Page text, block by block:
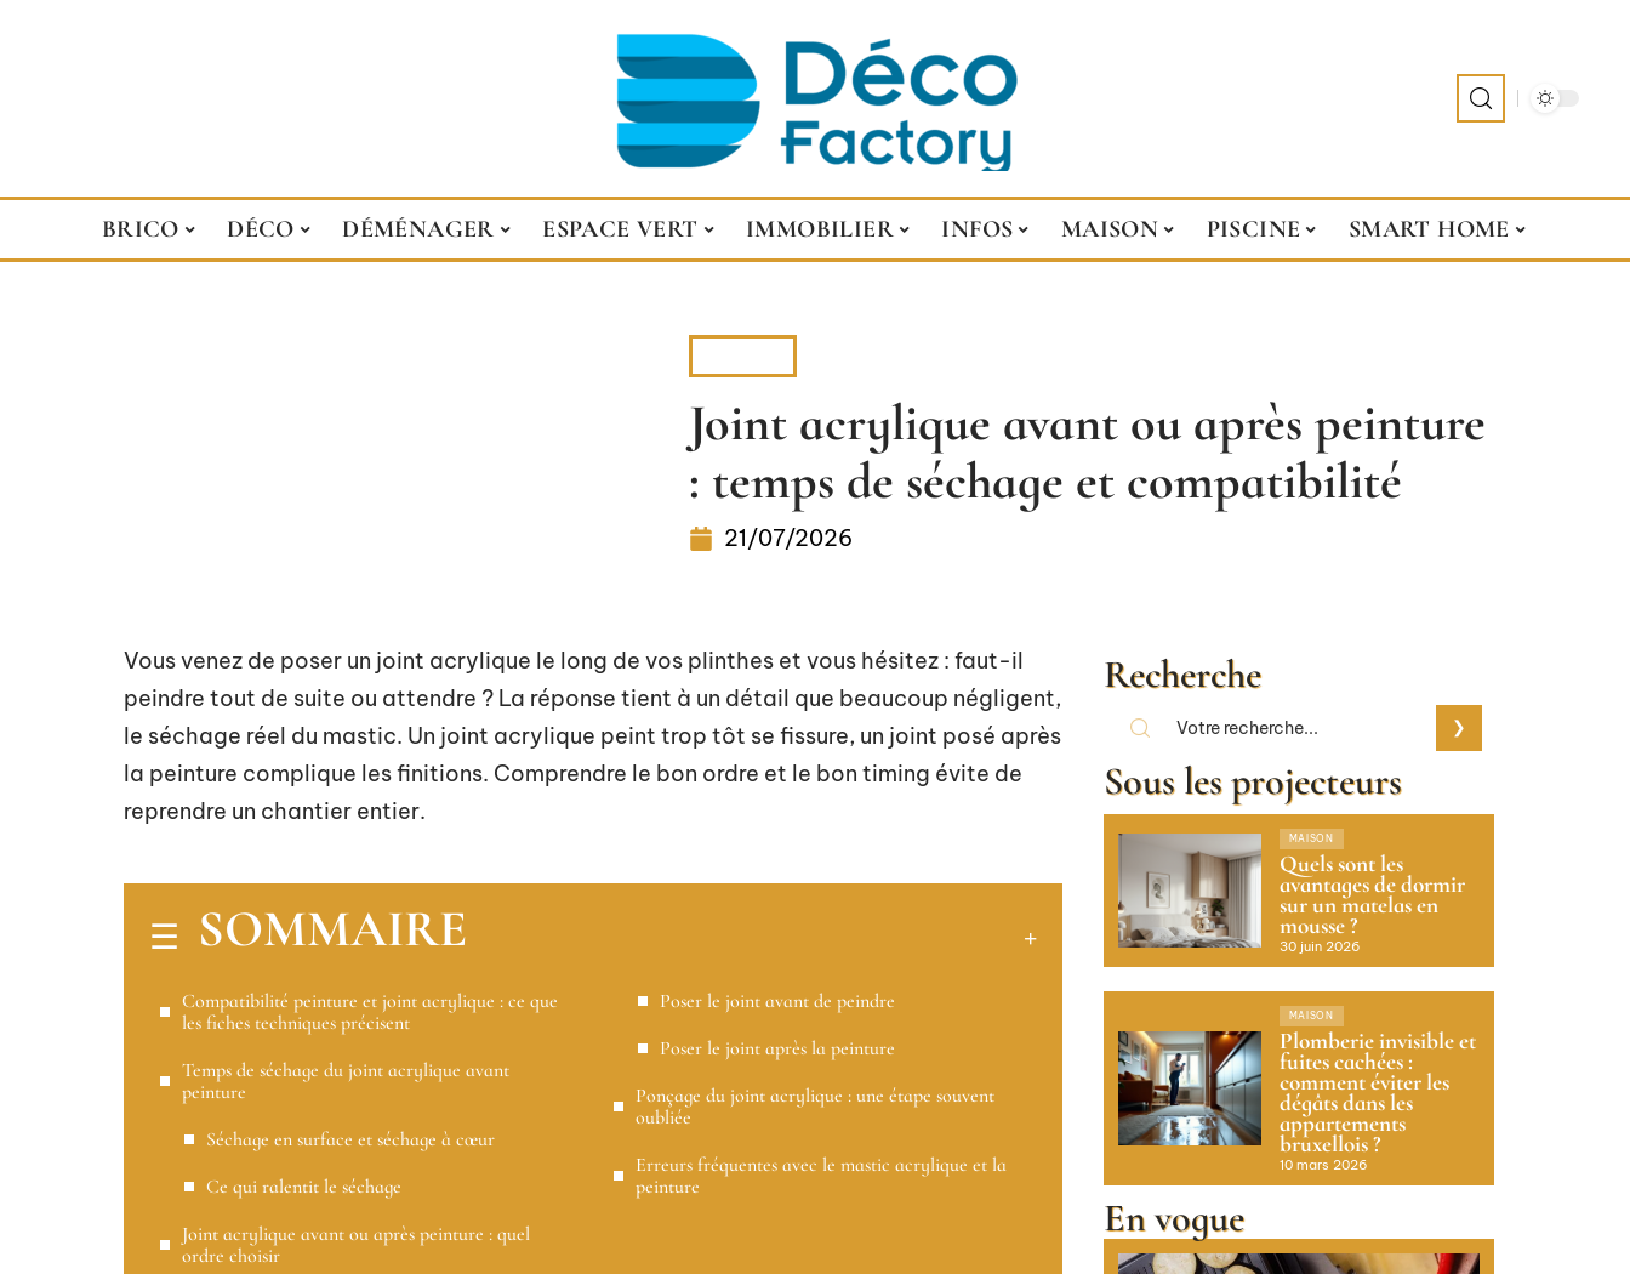
BRICO DÉCO DÉMÉNAGER ESPACE VERT IMMOBILIER INFOS MAISON PISCINE SMART HOME
Joint acrylique avant ou après peinture
: temps de séchage et compatibilité
21/07/2026
Vous venez de poser un joint acrylique le long de vos plinthes et vous hésitez : faut-il
peindre tout de suite ou attendre ? La réponse tient à un détail que beaucoup négligent,
le séchage réel du mastic. Un joint acrylique peint trop tôt se fissure, un joint posé après
la peinture complique les finitions. Comprendre le bon ordre et le bon timing évite de
reprendre un chantier entier.
SOMMAIRE
Compatibilité peinture et joint acrylique : ce que
les fiches techniques précisent
Temps de séchage du joint acrylique avant
peinture
Séchage en surface et séchage à cœur
Ce qui ralentit le séchage
Joint acrylique avant ou après peinture : quel
ordre choisir
Poser le joint avant de peindre
Poser le joint après la peinture
Ponçage du joint acrylique : une étape souvent
oubliée
Erreurs fréquentes avec le mastic acrylique et la
peinture
Recherche
Sous les projecteurs
MAISON
Quels sont les
avantages de dormir
sur un matelas en
mousse ?
30 juin 2026
MAISON
Plomberie invisible et
fuites cachées :
comment éviter les
dégâts dans les
appartements
bruxellois ?
10 mars 2026
En vogue